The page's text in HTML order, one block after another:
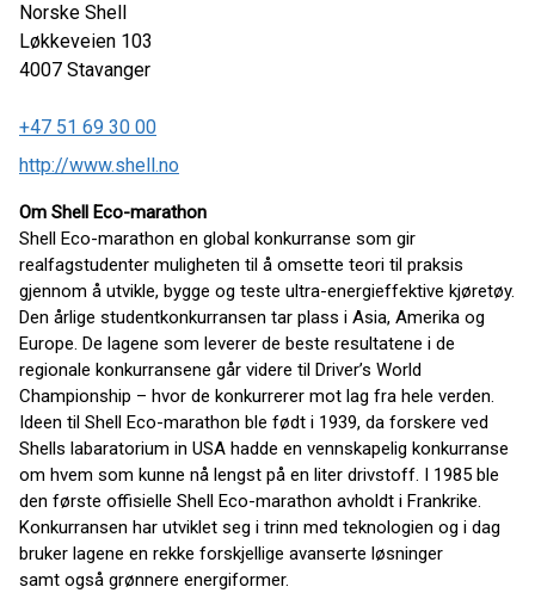
Norske Shell
Løkkeveien 103
4007 Stavanger
+47 51 69 30 00
http://www.shell.no
Om Shell Eco-marathon
Shell Eco-marathon en global konkurranse som gir
realfagstudenter muligheten til å omsette teori til praksis
gjennom å utvikle, bygge og teste ultra-energieffektive kjøretøy.
Den årlige studentkonkurransen tar plass i Asia, Amerika og
Europe. De lagene som leverer de beste resultatene i de
regionale konkurransene går videre til Driver’s World
Championship – hvor de konkurrerer mot lag fra hele verden.
Ideen til Shell Eco-marathon ble født i 1939, da forskere ved
Shells labaratorium in USA hadde en vennskapelig konkurranse
om hvem som kunne nå lengst på en liter drivstoff. I 1985 ble
den første offisielle Shell Eco-marathon avholdt i Frankrike.
Konkurransen har utviklet seg i trinn med teknologien og i dag
bruker lagene en rekke forskjellige avanserte løsninger
samt også grønnere energiformer.